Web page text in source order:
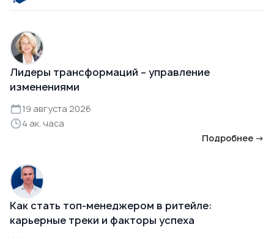
Лидеры трансформаций – управление
изменениями
19 августа 2026
4 ак. часа
Подробнее →
Как стать топ-менеджером в ритейле:
карьерные треки и факторы успеха